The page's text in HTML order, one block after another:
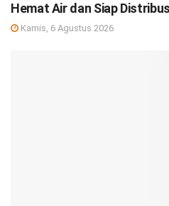
Hemat Air dan Siap
Kamis, 6 Agustus 2026